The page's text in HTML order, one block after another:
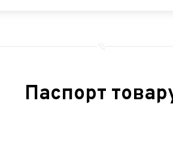
Паспорт